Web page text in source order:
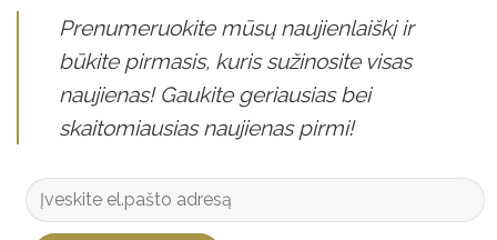
Prenumeruokite mūsų naujienlaiškį ir
būkite pirmasis, kuris sužinosite visas
naujienas! Gaukite geriausias bei
skaitomiausias naujienas pirmi!